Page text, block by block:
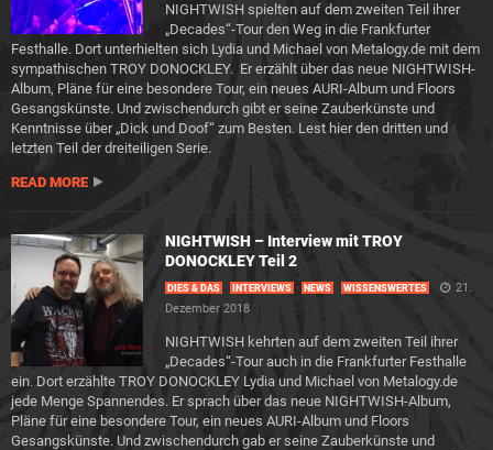
NIGHTWISH spielten auf dem zweiten Teil ihrer
„Decades“-Tour den Weg in die Frankfurter
Festhalle. Dort unterhielten sich Lydia und Michael von Metalogy.de mit dem
sympathischen TROY DONOCKLEY. Er erzählt über das neue NIGHTWISH-
Album, Pläne für eine besondere Tour, ein neues AURI-Album und Floors
Gesangskünste. Und zwischendurch gibt er seine Zauberkünste und
Kenntnisse über „Dick und Doof“ zum Besten. Lest hier den dritten und
letzten Teil der dreiteiligen Serie.
READ MORE
NIGHTWISH – Interview mit TROY
DONOCKLEY Teil 2
DIES & DAS INTERVIEWS NEWS WISSENSWERTES
21.
Dezember 2018
NIGHTWISH kehrten auf dem zweiten Teil ihrer
„Decades“-Tour auch in die Frankfurter Festhalle
ein. Dort erzählte TROY DONOCKLEY Lydia und Michael von Metalogy.de
jede Menge Spannendes. Er sprach über das neue NIGHTWISH-Album,
Pläne für eine besondere Tour, ein neues AURI-Album und Floors
Gesangskünste. Und zwischendurch gab er seine Zauberkünste und